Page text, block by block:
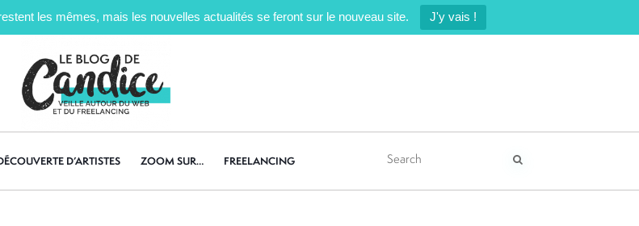
les mêmes, mais les nouvelles actualités se feront sur le nouveau site. J'y vais !
D’ARTISTES ZOOM SUR… FREELANCING